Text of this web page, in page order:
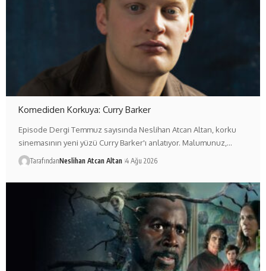
Komediden Korkuya: Curry Barker
Episode Dergi Temmuz sayısında Neslihan Atcan Altan, korku
sinemasının yeni yüzü Curry Barker'ı anlatıyor. Malumunuz,…
TarafındanNeslihan Atcan Altan 4 Ağu 2026